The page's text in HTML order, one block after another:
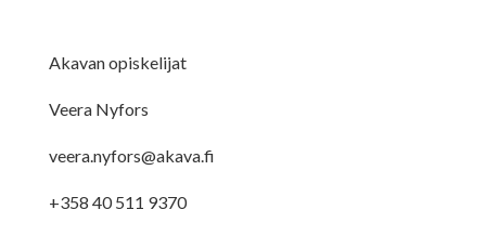
Akavan opiskelijat
Veera Nyfors
veera.nyfors@akava.fi
+358 40 511 9370